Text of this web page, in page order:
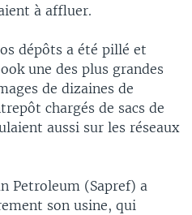
à affluer.
dépôts a été pillé et
une des plus grandes
de dizaines de
chargés de sacs de
aussi sur les réseaux
Petroleum (Sapref) a
son usine, qui